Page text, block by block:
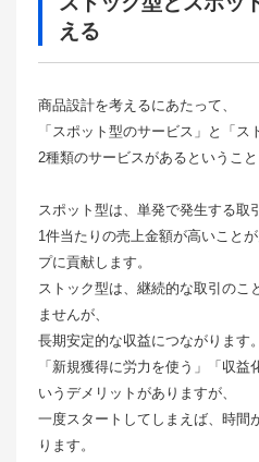
える
商品設計を考えるにあたって、
「スポット型のサービス」と「
2種類のサービスがあるというこ
スポット型は、単発で発生する取
1件当たりの売上金額が高いこと
プに貢献します。
ストック型は、継続的な取引のこ
ませんが、
長期安定的な収益につながります。
「新規獲得に労力を使う」「収
いうデメリットがありますが、
一度スタートしてしまえば、時間
ります。